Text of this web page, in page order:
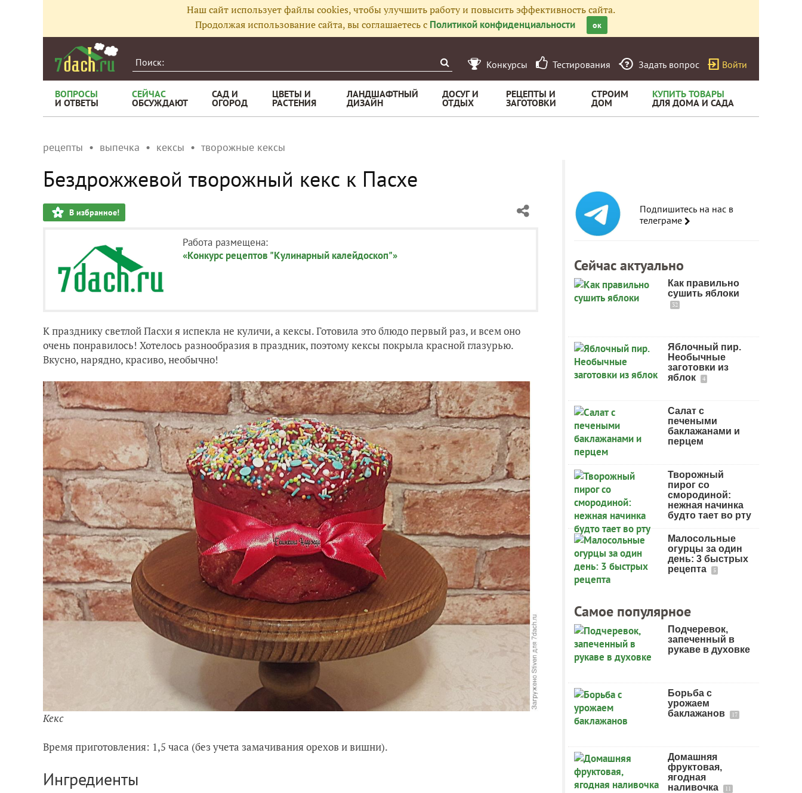
Наш сайт использует файлы cookies, чтобы улучшить работу и повысить эффективность сайта.
Продолжая использование сайта, вы соглашаетесь с Политикой конфиденциальности ок
Конкурсы Тестирования Задать вопрос Войти
ВОПРОСЫ
И ОТВЕТЫ
СЕЙЧАС
ОБСУЖДАЮТ
САД И
ОГОРОД
ЦВЕТЫ И
РАСТЕНИЯ
ЛАНДШАФТНЫЙ
ДИЗАЙН
ДОСУГ И
ОТДЫХ
РЕЦЕПТЫ И
ЗАГОТОВКИ
СТРОИМ
ДОМ
КУПИТЬ ТОВАРЫ
ДЛЯ ДОМА И САДА
рецепты выпечка кексы творожные кексы
Бездрожжевой творожный кекс к Пасхе
В избранное!
Работа размещена:
«Конкурс рецептов "Кулинарный калейдоскоп"»
К празднику светлой Пасхи я испекла не куличи, а кексы. Готовила это блюдо первый раз, и всем оно
очень понравилось! Хотелось разнообразия в праздник, поэтому кексы покрыла красной глазурью.
Вкусно, нарядно, красиво, необычно!
Кекс
Время приготовления: 1,5 часа (без учета замачивания орехов и вишни).
Ингредиенты
Подпишитесь на нас в
телеграме
Сейчас актуально
Как правильно
сушить яблоки
32
Яблочный пир.
Необычные
заготовки из
яблок
4
Салат с
печеными
баклажанами и
перцем
Творожный
пирог со
смородиной:
нежная начинка
будто тает во рту
Малосольные
огурцы за один
день: 3 быстрых
рецепта
5
Самое популярное
Подчеревок,
запеченный в
рукаве в духовке
Борьба с
урожаем
баклажанов
17
Домашняя
фруктовая,
ягодная
наливочка
11